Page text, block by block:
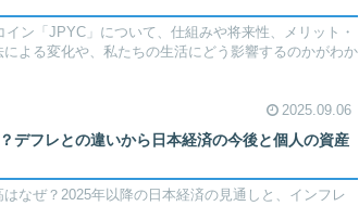
ン「JPYC」について、仕組みや将来性、メリット・
よる変化や、私たちの生活にどう影響するのかがわか
2025.09.06
デフレとの違いから日本経済の今後と個人の資産
なぜ？2025年以降の日本経済の見通しと、インフレ